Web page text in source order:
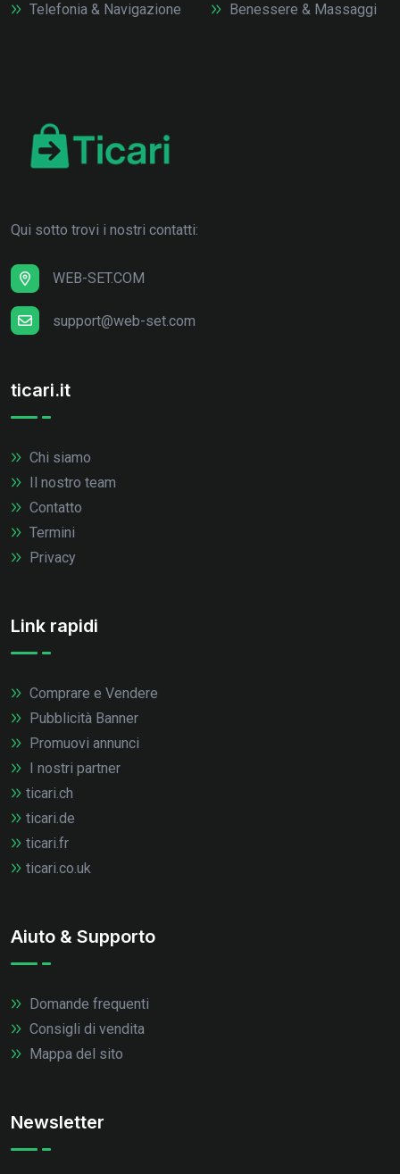
Telefonia & Navigazione
Benessere & Massaggi
Qui sotto trovi i nostri contatti:
WEB-SET.COM
support@web-set.com
ticari.it
Chi siamo
Il nostro team
Contatto
Termini
Privacy
Link rapidi
Comprare e Vendere
Pubblicità Banner
Promuovi annunci
I nostri partner
ticari.ch
ticari.de
ticari.fr
ticari.co.uk
Aiuto & Supporto
Domande frequenti
Consigli di vendita
Mappa del sito
Newsletter